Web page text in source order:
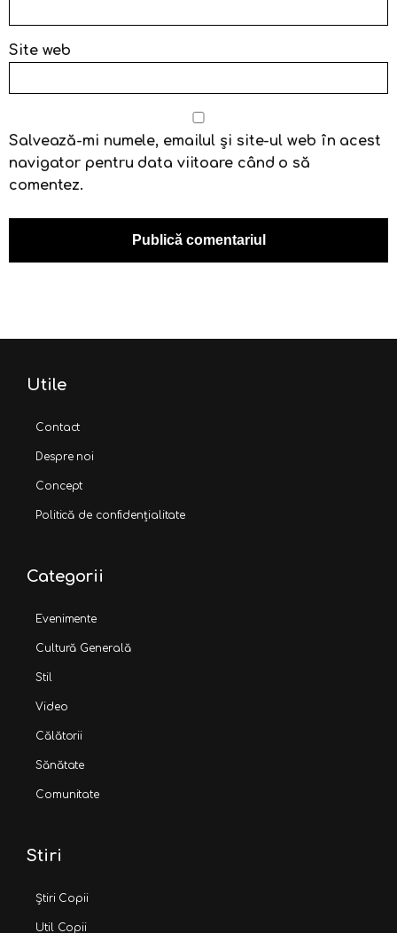
Site web
Salvează-mi numele, emailul și site-ul web în acest
navigator pentru data viitoare când o să
comentez.
Utile
Contact
Despre noi
Concept
Politică de confidențialitate
Categorii
Evenimente
Cultură Generală
Stil
Video
Călătorii
Sănătate
Comunitate
Stiri
Știri Copii
Util Copii